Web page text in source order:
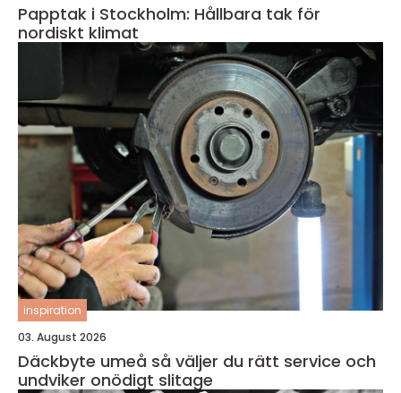
Papptak i Stockholm: Hållbara tak för
nordiskt klimat
inspiration
03. August 2026
Däckbyte umeå så väljer du rätt service och
undviker onödigt slitage